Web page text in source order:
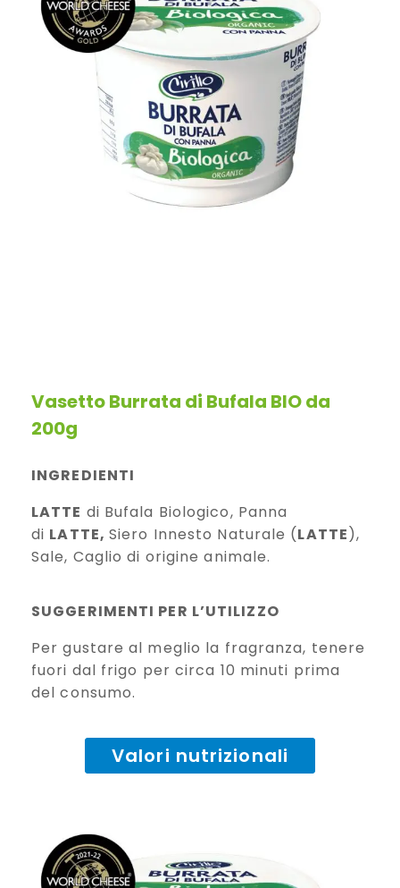
Vasetto Burrata di Bufala BIO da
200g
INGREDIENTI
LATTE di Bufala Biologico, Panna
di LATTE,Siero Innesto Naturale (LATTE),
Sale, Caglio di origine animale.
SUGGERIMENTI PER L’UTILIZZO
Per gustare al meglio la fragranza, tenere
fuori dal frigo per circa 10 minuti prima
del consumo.
Valori nutrizionali